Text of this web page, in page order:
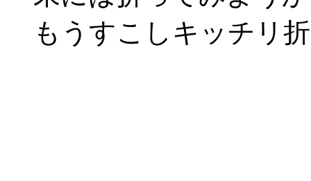
もうすこしキッチリ